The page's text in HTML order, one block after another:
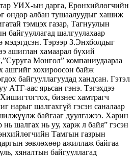
УИХ-ын дарга, Ерөнхийлөгчийн
өндөр албан тушаалуудыг хашиж
тэмцэх газар, Тагнуулын
байгууллагад шалгуулахаар
мэдэгдсэн. Тэрээр З.Энхболдыг
ашиглан хамаарал бүхий
Монгол” компаниудаараа
хохироосон байж
байгууллагуудад хандсан. Гэтэл
АТГ-аас ярьсан гэнэ. Тэгэхдээ
бизнес хамтрагч
нарыг шалгахгүй гэсэн саналаар
байгааг дуулгажээ. Харин
шалгах нь уу, харж л байя” гэсэн
Тамгын газрын
зөвлөхөөр ажиллаж байгаа
хяналтын байгууллагад